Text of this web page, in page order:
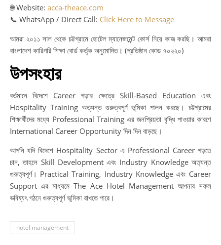
🌐 Website: acca-theace.com
📞 WhatsApp / Direct Call: Click Here to Message
আমরা ২০১১ সাল থেকে চট্টগ্রামে হোটেল ম্যানেজমেন্ট কোর্স নিয়ে কাজ করছি। আমরা
বাংলাদেশ কারিগরি শিক্ষা বোর্ড কর্তৃক অনুমোদিত। (প্রতিষ্ঠান কোড ৭০২২০)
উপসংহার
বর্তমানে বিদেশে Career গড়ার ক্ষেত্রে Skill-Based Education এবং
Hospitality Training অত্যন্ত গুরুত্বপূর্ণ ভূমিকা পালন করছে। চট্টগ্রামের
শিক্ষার্থীদের মধ্যে Professional Training এর জনপ্রিয়তা বৃদ্ধি পাওয়ার কারণে
International Career Opportunity দিন দিন বাড়ছে।
আপনি যদি বিদেশে Hospitality Sector এ Professional Career গড়তে
চান, তাহলে Skill Development এবং Industry Knowledge অত্যন্ত
গুরুত্বপূর্ণ। Practical Training, Industry Knowledge এবং Career
Support এর মাধ্যমে The Ace Hotel Management আপনার সফল
ভবিষ্যৎ গঠনে গুরুত্বপূর্ণ ভূমিকা রাখতে পারে।
hotel management